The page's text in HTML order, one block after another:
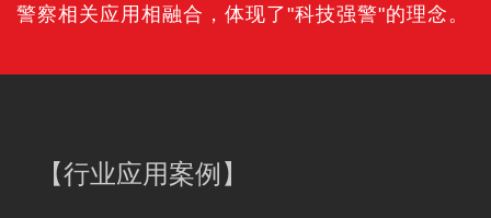
警察相关应用相融合，体现了"科技强警"的理念。
【行业应用案例】